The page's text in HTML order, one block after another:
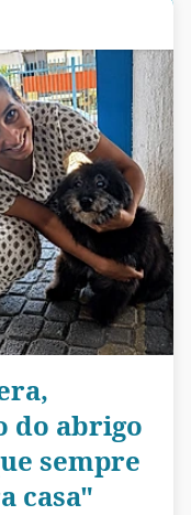
do abrigo
sempre
casa"